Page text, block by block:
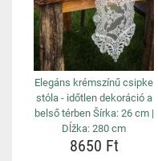
Elegáns krémszínű csipke
stóla - időtlen dekoráció a
belső térben Šírka: 26 cm |
Dĺžka: 280 cm
8650 Ft